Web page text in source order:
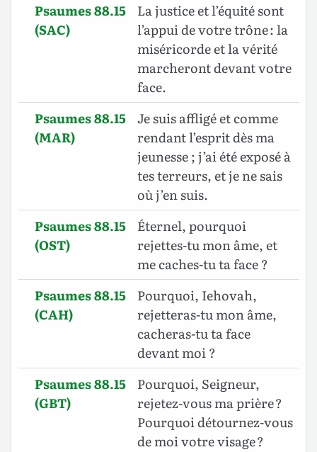
Psaumes 88.15
(SAC)
La justice et l’équité sont
l’appui de votre trône : la
miséricorde et la vérité
marcheront devant votre
face.
Psaumes 88.15
(MAR)
Je suis affligé et comme
rendant l’esprit dès ma
jeunesse ; j’ai été exposé à
tes terreurs, et je ne sais
où j’en suis.
Psaumes 88.15
(OST)
Éternel, pourquoi
rejettes-tu mon âme, et
me caches-tu ta face ?
Psaumes 88.15
(CAH)
Pourquoi, Iehovah,
rejetteras-tu mon âme,
cacheras-tu ta face
devant moi ?
Psaumes 88.15
(GBT)
Pourquoi, Seigneur,
rejetez-vous ma prière ?
Pourquoi détournez-vous
de moi votre visage ?